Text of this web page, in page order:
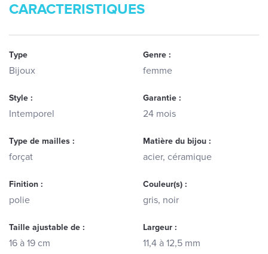
CARACTERISTIQUES
Type
Bijoux
Genre :
femme
Style :
Intemporel
Garantie :
24 mois
Type de mailles :
forçat
Matière du bijou :
acier, céramique
Finition :
polie
Couleur(s) :
gris, noir
Taille ajustable de :
16 à 19 cm
Largeur :
11,4 à 12,5 mm